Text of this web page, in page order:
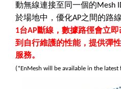
動無線連接至同一個的Mesh
於場地中，優化AP之間的路線
1台AP斷線，數據路徑會立
到自行維護的性能，提供彈
服務。
(*EnMesh will be available in the latest